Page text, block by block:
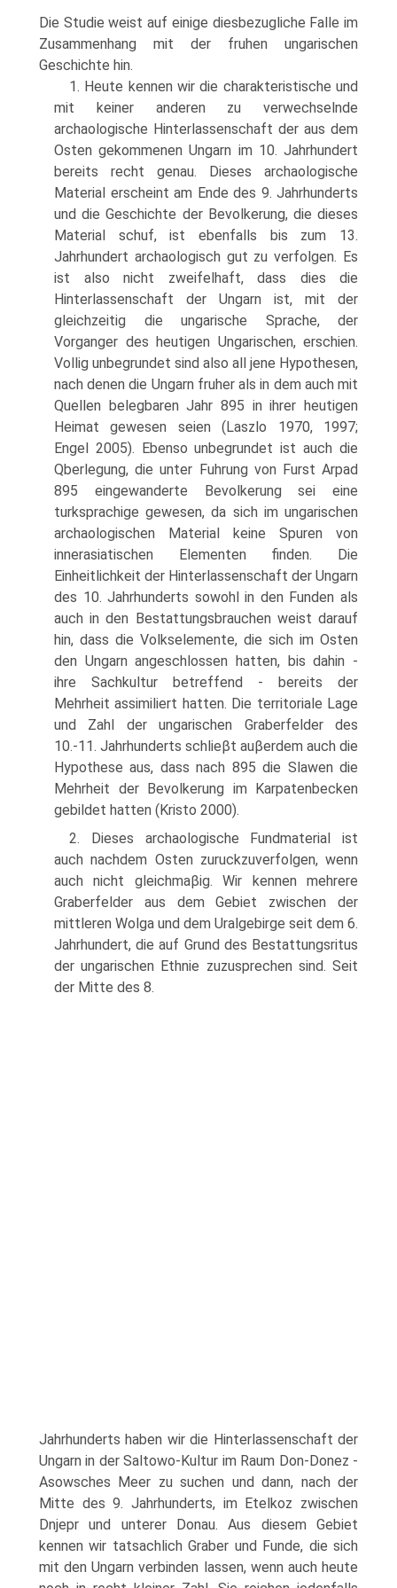
Die Studie weist auf einige diesbezugliche Falle im
Zusammenhang mit der fruhen ungarischen
Geschichte hin.
1. Heute kennen wir die charakteristische und
mit keiner anderen zu verwechselnde
archaologische Hinterlassenschaft der aus dem
Osten gekommenen Ungarn im 10. Jahrhundert
bereits recht genau. Dieses archaologische
Material erscheint am Ende des 9. Jahrhunderts
und die Geschichte der Bevolkerung, die dieses
Material schuf, ist ebenfalls bis zum 13.
Jahrhundert archaologisch gut zu verfolgen. Es
ist also nicht zweifelhaft, dass dies die
Hinterlassenschaft der Ungarn ist, mit der
gleichzeitig die ungarische Sprache, der
Vorganger des heutigen Ungarischen, erschien.
Vollig unbegrundet sind also all jene Hypothesen,
nach denen die Ungarn fruher als in dem auch mit
Quellen belegbaren Jahr 895 in ihrer heutigen
Heimat gewesen seien (Laszlo 1970, 1997;
Engel 2005). Ebenso unbegrundet ist auch die
Qberlegung, die unter Fuhrung von Furst Arpad
895 eingewanderte Bevolkerung sei eine
turksprachige gewesen, da sich im ungarischen
archaologischen Material keine Spuren von
innerasiatischen Elementen finden. Die
Einheitlichkeit der Hinterlassenschaft der Ungarn
des 10. Jahrhunderts sowohl in den Funden als
auch in den Bestattungsbrauchen weist darauf
hin, dass die Volkselemente, die sich im Osten
den Ungarn angeschlossen hatten, bis dahin -
ihre Sachkultur betreffend - bereits der
Mehrheit assimiliert hatten. Die territoriale Lage
und Zahl der ungarischen Graberfelder des
10.-11. Jahrhunderts schlieβt auβerdem auch die
Hypothese aus, dass nach 895 die Slawen die
Mehrheit der Bevolkerung im Karpatenbecken
gebildet hatten (Kristo 2000).
2. Dieses archaologische Fundmaterial ist
auch nachdem Osten zuruckzuverfolgen, wenn
auch nicht gleichmaβig. Wir kennen mehrere
Graberfelder aus dem Gebiet zwischen der
mittleren Wolga und dem Uralgebirge seit dem 6.
Jahrhundert, die auf Grund des Bestattungsritus
der ungarischen Ethnie zuzusprechen sind. Seit
der Mitte des 8.
Jahrhunderts haben wir die Hinterlassenschaft der
Ungarn in der Saltowo-Kultur im Raum Don-Donez -
Asowsches Meer zu suchen und dann, nach der
Mitte des 9. Jahrhunderts, im Etelkoz zwischen
Dnjepr und unterer Donau. Aus diesem Gebiet
kennen wir tatsachlich Graber und Funde, die sich
mit den Ungarn verbinden lassen, wenn auch heute